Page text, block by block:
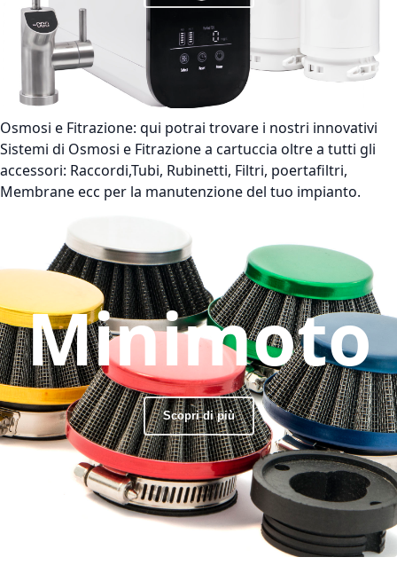
Osmosi e Fitrazione: qui potrai trovare i nostri innovativi
Sistemi di Osmosi e Fitrazione a cartuccia oltre a tutti gli
accessori: Raccordi,Tubi, Rubinetti, Filtri, poertafiltri,
Membrane ecc per la manutenzione del tuo impianto.
Minimoto
Scopri di più